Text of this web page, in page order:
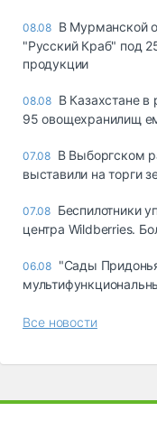
08.08 В Мурманской
"Русский Краб" под
продукции
08.08 В Казахстане в
95 овощехранилищ
07.08 В Выборгском
выставили на торги
07.08 Беспилотники
центра Wildberries.
06.08 "Сады
Все новости